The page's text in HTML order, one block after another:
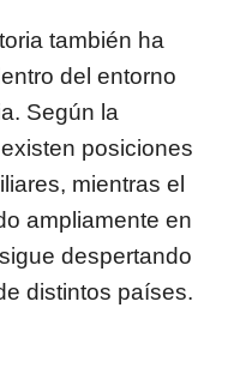
también ha
del entorno
Según la
posiciones
mientras el
ampliamente en
despertando
distintos países.